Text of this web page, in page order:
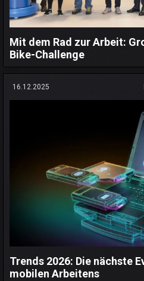
Mit dem Rad zur Arbeit:
Bike-Challenge
16.12.2025
Trends 2026: Die nächste
mobilen Arbeitens